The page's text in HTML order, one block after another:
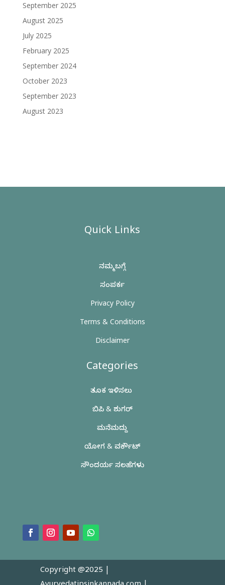
September 2025
August 2025
July 2025
February 2025
September 2024
October 2023
September 2023
August 2023
Quick Links
ನಮ್ಮ ಬಗ್ಗೆ
ಸಂಪರ್ಕ
Privacy Policy
Terms & Conditions
Disclaimer
Categories
ತೂಕ ಇಳಿಸಲು
ಬಿಪಿ & ಶುಗರ್
ಮನೆಮದ್ದು
ಯೋಗ & ವರ್ಕೌಟ್
ಸೌಂದರ್ಯ ಸಲಹೆಗಳು
Copyright @2025 |